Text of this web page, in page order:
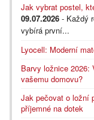
Jak vybrat postel,
09.07.2026 - Každý
vybírá první...
Lyocell: Moderní
Barvy ložnice
vašemu domovu?
Jak pečovat o ložní
příjemné na dotek